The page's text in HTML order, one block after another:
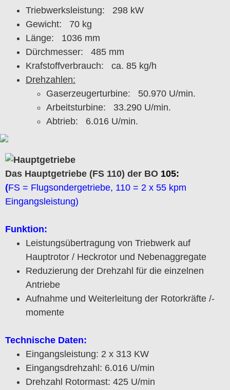
Triebwerksleistung: 298 kW
Gewicht: 70 kg
Länge: 1036 mm
Dürchmesser: 485 mm
Krafstoffverbrauch: ca. 85 kg/h
Drehzahlen:
Gaserzeugerturbine: 50.970 U/min.
Arbeitsturbine: 33.290 U/min.
Abtrieb: 6.016 U/min.
Das Hauptgetriebe (FS 110) der BO 105:
(FS = Flugsondergetriebe, 110 = 2 x 55 kpm
Eingangsleistung)
Funktion:
Leistungsübertragung von Triebwerk auf
Hauptrotor / Heckrotor und Nebenaggregate
Reduzierung der Drehzahl für die einzelnen
Antriebe
Aufnahme und Weiterleitung der Rotorkräfte /-
momente
Technische Daten:
Eingangsleistung: 2 x 313 KW
Eingangsdrehzahl: 6.016 U/min
Drehzahl Rotormast: 425 U/min